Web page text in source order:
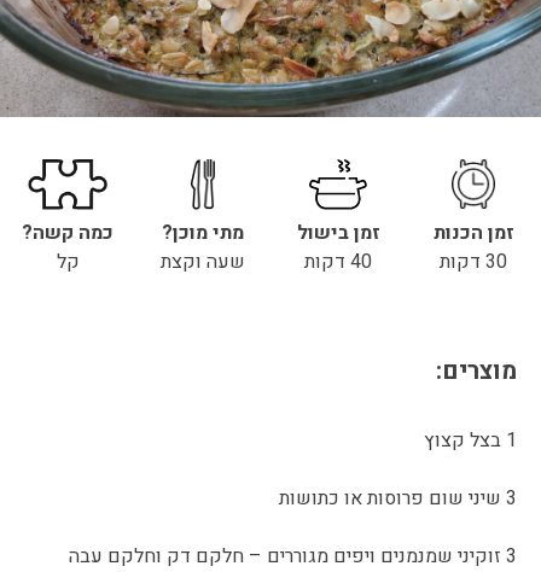
זמן הכנות
30 דקות
זמן בישול
40 דקות
מתי מוכן?
שעה וקצת
כמה קשה?
קל
מוצרים:
1 בצל קצוץ
3 שיני שום פרוסות או כתושות
3 זוקיני שמנמנים ויפים מגוררים – חלקם דק וחלקם עבה